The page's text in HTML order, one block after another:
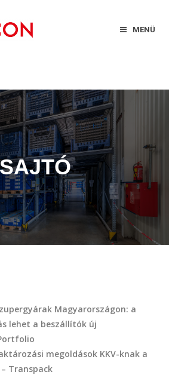
MENÜ
SAJTÓ
Magyarországon: a
lehet a beszállítók új
megoldások KKV-knak a
Transpack